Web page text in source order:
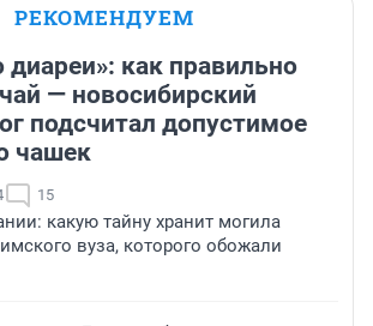
РЕКОМЕНДУЕМ
диареи»: как правильно
— новосибирский
подсчитал допустимое
чашек
15
какую тайну хранит могила
вуза, которого обожали